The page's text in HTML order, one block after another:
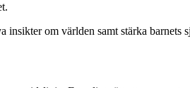
om världen samt stärka barnets